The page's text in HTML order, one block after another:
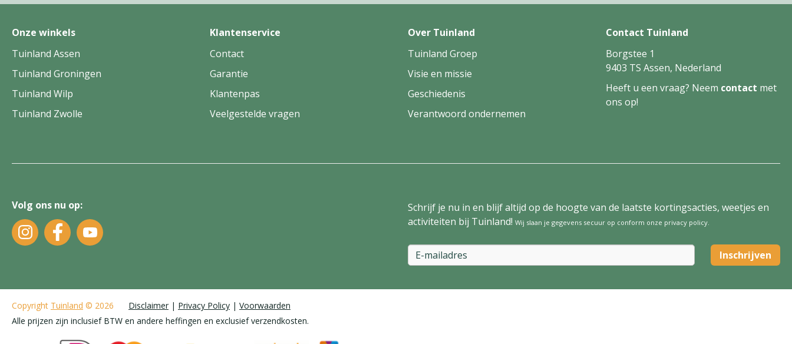
Onze winkels
Tuinland Assen
Tuinland Groningen
Tuinland Wilp
Tuinland Zwolle
Klantenservice
Contact
Garantie
Klantenpas
Veelgestelde vragen
Over Tuinland
Tuinland Groep
Visie en missie
Geschiedenis
Verantwoord ondernemen
Contact Tuinland
Borgstee 1
9403 TS Assen, Nederland
Heeft u een vraag? Neem contact met
ons op!
Volg ons nu op:
Schrijf je nu in en blijf altijd op de hoogte van de laatste kortingsacties, weetjes en
activiteiten bij Tuinland! Wij slaan je gegevens secuur op conform onze privacy policy
Copyright Tuinland © 2026 Disclaimer Privacy Policy
Voorwaarden
Alle prijzen zijn inclusief BTW en andere heffingen en exclusief verzendkosten.